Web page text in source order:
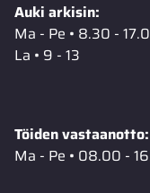
Auki arkisin:
Ma - Pe • 8.30 -
La • 9 - 13
Töiden vastaanotto:
Ma - Pe • 08.00 -